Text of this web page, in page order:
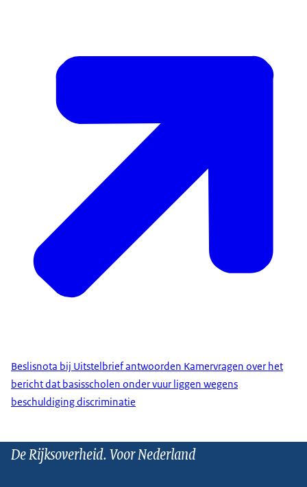
Beslisnota bij Uitstelbrief antwoorden Kamervragen over het
bericht dat basisscholen onder vuur liggen wegens
beschuldiging discriminatie
De Rijksoverheid. Voor Nederland